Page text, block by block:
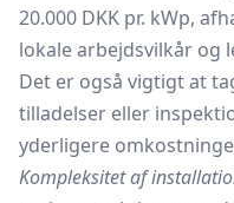
20.000 DKK pr. kWp,
lokale arbejdsvilkår og
Det er også vigtigt at
tilladelser eller
yderligere
Kompleksitet af